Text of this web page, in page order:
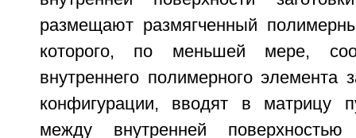
размещают размягченный
которого, по меньшей мере,
внутреннего полимерного
конфигурации, вводят в матрицу
между внутренней поверхностью